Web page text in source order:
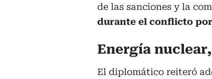
de las sanciones y la
durante el conflicto
Energía
El diplomático reiteró